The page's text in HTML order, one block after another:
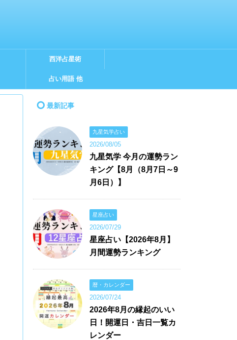
西洋占星術
占い用語 他
最新記事
九星気学占い
2026/08/05
九星気学 今月の運勢ラン
キング【8月（8月7日～9
月6日）】
星座占い
2026/07/29
星座占い【2026年8月】
月間運勢ランキング
暦・カレンダー
2026/07/24
2026年8月の縁起のいい
日！開運日・吉日一覧カ
レンダー